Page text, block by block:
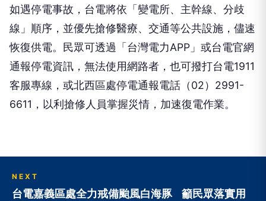
如遇停電事故，台電將依「變電所、主幹線、分歧
線」順序，並優先搶修醫療、交通等公共設施，儘速
恢復供電。民眾可透過「台灣電力APP」或台電官網
通報停電資訊，無法使用網路者，也可撥打台電1911
客服專線，或北西區處停電通報電話（02）2991-
6611，以利搶修人員掌握災情，加速復電作業。
NEXT
台電嘉義區處全力戒備颱風白海豚 籲民眾落實用